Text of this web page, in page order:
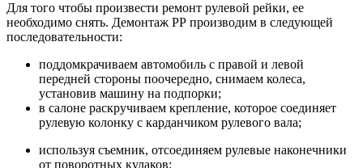
Для того чтобы произвести ремонт рулевой рейки, ее
необходимо снять. Демонтаж РР производим в следующей
последовательности:
поддомкрачиваем автомобиль с правой и левой
передней стороны поочередно, снимаем колеса,
установив машину на подпорки;
в салоне раскручиваем крепление, которое соединяет
рулевую колонку с карданчиком рулевого вала;
используя съемник, отсоединяем рулевые наконечники
от поворотных кулаков;